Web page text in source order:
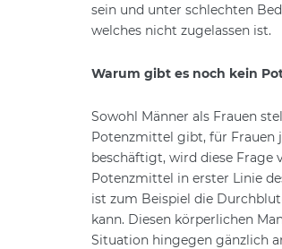
sein und unter schlechten
welches nicht zugelassen ist.
Warum gibt es noch kein
Sowohl Männer als Frauen
Potenzmittel gibt, für Frauen
beschäftigt, wird diese Frage
Potenzmittel in erster Linie
ist zum Beispiel die
kann. Diesen körperlichen
Situation hingegen gänzlich